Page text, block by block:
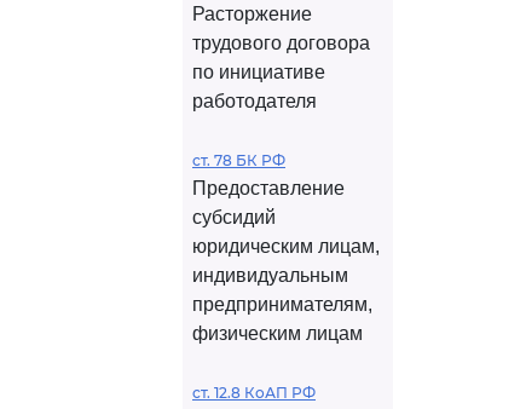
Расторжение
трудового договора
по инициативе
работодателя
ст. 78 БК РФ
Предоставление
субсидий
юридическим лицам,
индивидуальным
предпринимателям,
физическим лицам
ст. 12.8 КоАП РФ